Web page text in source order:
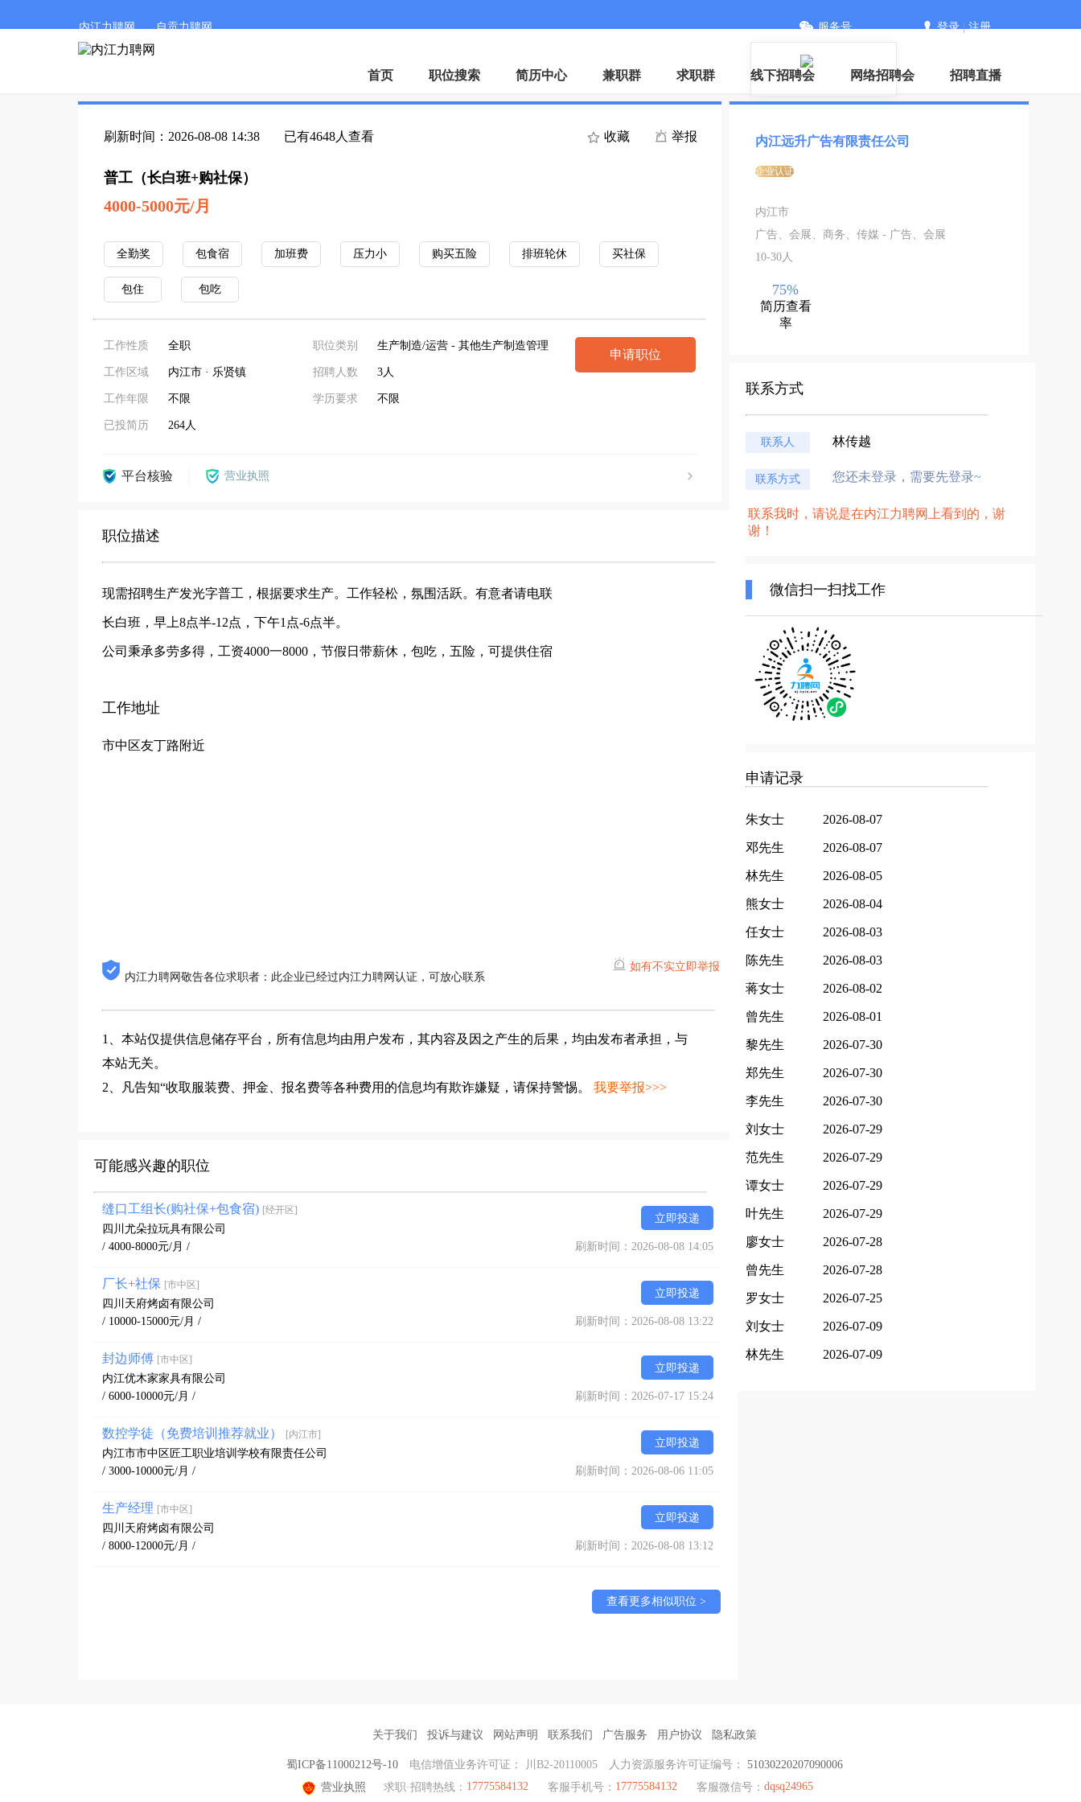
内江力聘网 自贡力聘网
微信
服务号 登录|注册
首页 职位搜索 简历中心 兼职群 求职群 线下招聘会 网络招聘会 招聘直播
刷新时间：2026-08-08 14:38 已有4648人查看 收藏 举报
普工（长白班+购社保）
4000-5000元/月
全勤奖 包食宿 加班费 压力小 购买五险 排班轮休 买社保
包住 包吃
工作性质 全职
工作区域 内江市 · 乐贤镇
工作年限 不限
已投简历 264人
职位类别 生产制造/运营 - 其他生产制造管理
招聘人数 3人
学历要求 不限
申请职位
平台核验 营业执照
职位描述
现需招聘生产发光字普工，根据要求生产。工作轻松，氛围活跃。有意者请电联
长白班，早上8点半-12点，下午1点-6点半。
公司秉承多劳多得，工资4000一8000，节假日带薪休，包吃，五险，可提供住宿
工作地址
市中区友丁路附近
内江力聘网敬告各位求职者：此企业已经过内江力聘网认证，可放心联系
如有不实立即举报
1、本站仅提供信息储存平台，所有信息均由用户发布，其内容及因之产生的后果，均由发布者承担，与
本站无关。
2、凡告知“收取服装费、押金、报名费等各种费用的信息均有欺诈嫌疑，请保持警惕。 我要举报>>>
可能感兴趣的职位
缝口工组长(购社保+包食宿) [经开区]
立即投递
四川尤朵拉玩具有限公司
/ 4000-8000元/月 /
刷新时间：2026-08-08 14:05
厂长+社保 [市中区]
立即投递
四川天府烤卤有限公司
/ 10000-15000元/月 /
刷新时间：2026-08-08 13:22
封边师傅 [市中区]
立即投递
内江优木家家具有限公司
/ 6000-10000元/月 /
刷新时间：2026-07-17 15:24
数控学徒（免费培训推荐就业） [内江市]
立即投递
内江市市中区匠工职业培训学校有限责任公司
/ 3000-10000元/月 /
刷新时间：2026-08-06 11:05
生产经理 [市中区]
立即投递
四川天府烤卤有限公司
/ 8000-12000元/月 /
刷新时间：2026-08-08 13:12
查看更多相似职位 >
内江远升广告有限责任公司
企业认证
内江市
广告、会展、商务、传媒 - 广告、会展
10-30人
75%
简历查看
率
联系方式
联系人 林传越
联系方式 您还未登录，需要先登录~
联系我时，请说是在内江力聘网上看到的，谢
谢！
微信扫一扫找工作
申请记录
朱女士 2026-08-07
邓先生 2026-08-07
林先生 2026-08-05
熊女士 2026-08-04
任女士 2026-08-03
陈先生 2026-08-03
蒋女士 2026-08-02
曾先生 2026-08-01
黎先生 2026-07-30
郑先生 2026-07-30
李先生 2026-07-30
刘女士 2026-07-29
范先生 2026-07-29
谭女士 2026-07-29
叶先生 2026-07-29
廖女士 2026-07-28
曾先生 2026-07-28
罗女士 2026-07-25
刘女士 2026-07-09
林先生 2026-07-09
关于我们 投诉与建议 网站声明 联系我们 广告服务 用户协议 隐私政策
蜀ICP备11000212号-10 电信增值业务许可证： 川B2-20110005 人力资源服务许可证编号： 51030220207090006
营业执照
求职·招聘热线： 17775584132 客服手机号： 17775584132 客服微信号： dqsq24965